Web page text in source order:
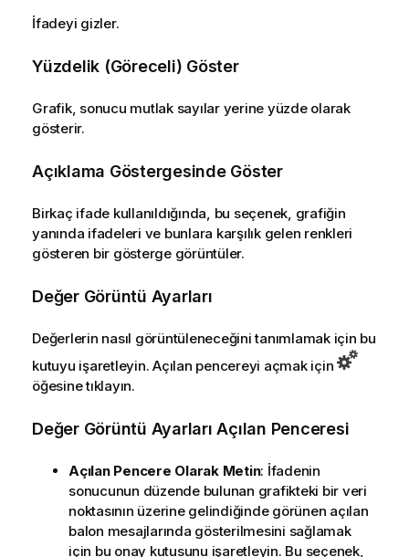
İfadeyi gizler.
Yüzdelik (Göreceli) Göster
Grafik, sonucu mutlak sayılar yerine yüzde olarak
gösterir.
Açıklama Göstergesinde Göster
Birkaç ifade kullanıldığında, bu seçenek, grafiğin
yanında ifadeleri ve bunlara karşılık gelen renkleri
gösteren bir gösterge görüntüler.
Değer Görüntü Ayarları
Değerlerin nasıl görüntüleneceğini tanımlamak için bu
kutuyu işaretleyin. Açılan pencereyi açmak için
öğesine tıklayın.
Değer Görüntü Ayarları Açılan Penceresi
Açılan Pencere Olarak Metin: İfadenin
sonucunun düzende bulunan grafikteki bir veri
noktasının üzerine gelindiğinde görünen açılan
balon mesajlarında gösterilmesini sağlamak
için bu onay kutusunu işaretleyin. Bu seçenek,